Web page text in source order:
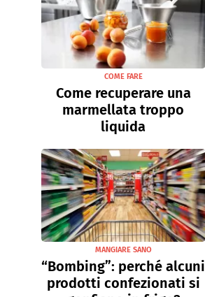
COME FARE
Come recuperare una
marmellata troppo
liquida
MANGIARE SANO
“Bombing”: perché alcuni
prodotti confezionati si